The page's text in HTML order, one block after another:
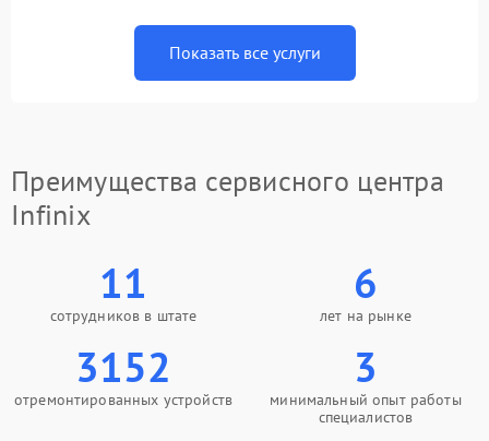
Показать все услуги
Преимущества сервисного центра
Infinix
11
сотрудников в штате
6
лет на рынке
3152
отремонтированных устройств
3
минимальный опыт работы
специалистов